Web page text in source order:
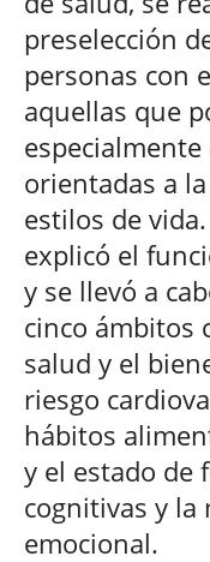
preselección
personas con
aquellas que
orientadas a
estilos de
explicó el
y se llevó a
cinco ámbitos
salud y el
riesgo
hábitos
y el estado de
cognitivas y la
emocional.